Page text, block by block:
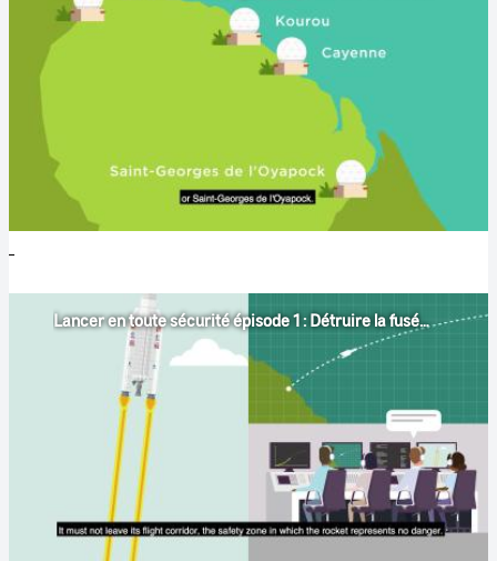
Lancer en toute sécurité épisode 1 : Détruire la fusée si nécessaire